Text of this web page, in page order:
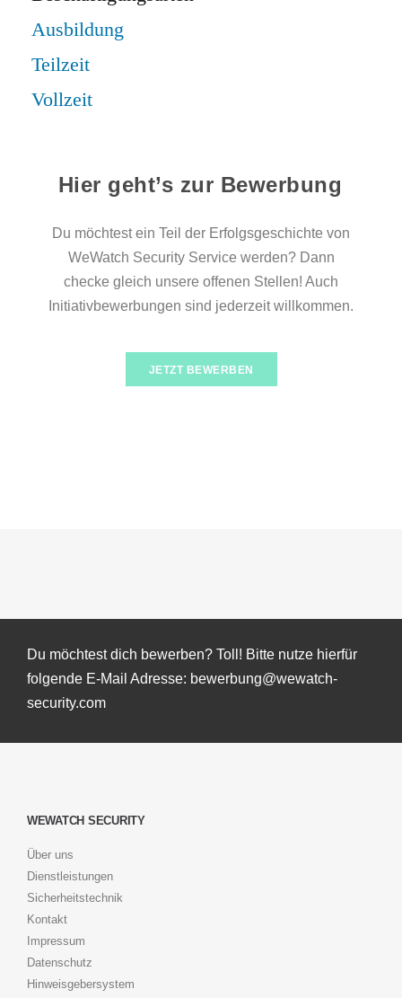
Ausbildung
Teilzeit
Vollzeit
Hier geht’s zur Bewerbung
Du möchtest ein Teil der Erfolgsgeschichte von
WeWatch Security Service werden? Dann
checke gleich unsere offenen Stellen! Auch
Initiativbewerbungen sind jederzeit willkommen.
JETZT BEWERBEN
Du möchtest dich bewerben? Toll! Bitte nutze hierfür
folgende E-Mail Adresse: bewerbung@wewatch-
security.com
WEWATCH SECURITY
Über uns
Dienstleistungen
Sicherheitstechnik
Kontakt
Impressum
Datenschutz
Hinweisgebersystem